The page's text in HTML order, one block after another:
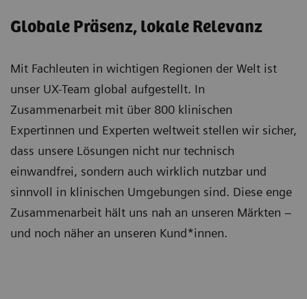
Globale Präsenz, lokale Relevanz
Mit Fachleuten in wichtigen Regionen der Welt ist
unser UX-Team global aufgestellt. In
Zusammenarbeit mit über 800 klinischen
Expertinnen und Experten weltweit stellen wir sicher,
dass unsere Lösungen nicht nur technisch
einwandfrei, sondern auch wirklich nutzbar und
sinnvoll in klinischen Umgebungen sind. Diese enge
Zusammenarbeit hält uns nah an unseren Märkten –
und noch näher an unseren Kund*innen.